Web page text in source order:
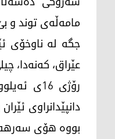
مامه‌ڵه‌ی توند و
جگه‌ له‌ ناوخۆی
عێراق، كه‌نه‌دا،
رۆژی
دانپێدانراوی
بووه‌ هۆی